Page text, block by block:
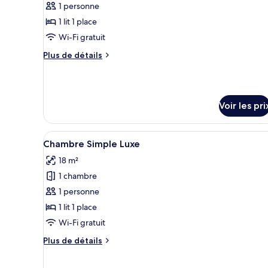
pour
ce
type
chambre :
1 personne
1 lit 1 place
Wi-Fi gratuit
Plus de détails
Plus
de
chambre
Chambre
Standard
Voir les
Afficher
toutes
les
photos
pour
ce
type
chambre :
Une chambre avec un grand
4
Chambre Simple Luxe
18 m²
1 chambre
1 personne
1 lit 1 place
Wi-Fi gratuit
Plus de détails
Plus